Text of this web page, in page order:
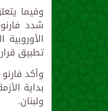
وفيما
شدد
تطبيق قرار مجلس الأمن رقم
بداية
ولبنان.